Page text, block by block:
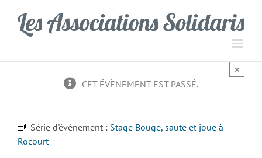
contenu
CET ÉVÈNEMENT EST PASSÉ.
×
Série d'événement : Stage Bouge, saute et joue à
Rocourt